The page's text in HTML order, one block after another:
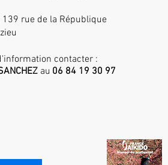
139 rue de la République
contacter :
au 06 84 19 30 97